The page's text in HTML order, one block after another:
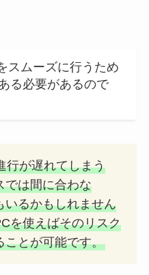
スムーズに行うため
る必要があるので
行が遅れてしまう
では間に合わな
いるかもしれません
を使えばそのリスク
ことが可能です。